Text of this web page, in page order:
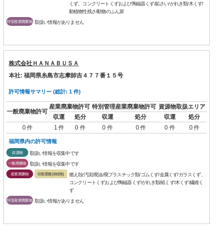
くず、コンクリートくずおよび陶磁器くず/鉱さい/がれき類/木くず/
動植物性残さ/動物のふん尿
特管産業廃棄物 取扱い情報がありません
株式会社ＨＡＮＡＢＵＳＡ
本社: 福岡県糸島市志摩師吉４７７番１５号
許可情報サマリー (総計: 1 件)
一般廃棄物許可
産業廃棄物許可 特別管理産業廃棄物許可 資源物取扱エリア
収運
処分 収運 処分 収運
処分
0 件
1 件 0 件 0 件 0 件 0 件 0 件
福岡県内の許可情報
資源物 取扱い情報を収集中です
一般廃棄物 取扱い情報を収集中です
産業廃棄物 収集運搬(保積無)
燃え殻/汚泥/廃油/廃プラスチック類/ゴムくず/金属くず/ガラスくず、
コンクリートくずおよび陶磁器くず/がれき類/紙くず/木くず/繊維く
ず
特管産業廃棄物 取扱い情報がありません